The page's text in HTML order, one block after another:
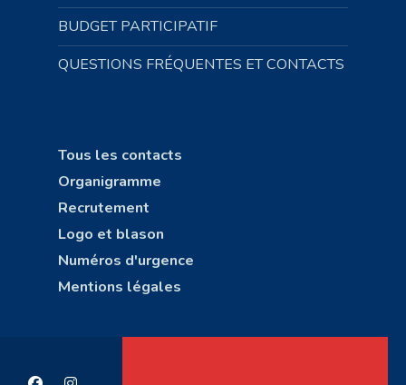
BUDGET PARTICIPATIF
QUESTIONS FRÉQUENTES ET CONTACTS
Tous les contacts
Organigramme
Recrutement
Logo et blason
Numéros d'urgence
Mentions légales